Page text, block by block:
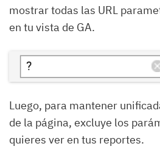
mostrar todas las URL
en tu vista de GA.
Luego, para mantener
de la página, excluye los
quieres ver en tus reportes.